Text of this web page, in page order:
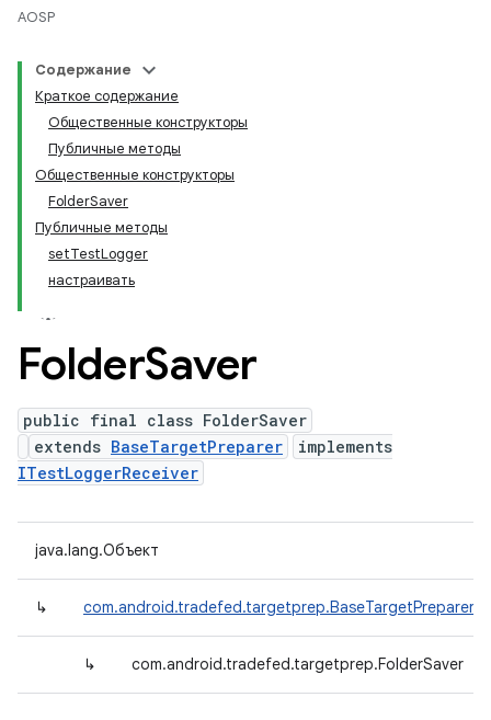
AOSP
Содержание
Краткое содержание
Общественные конструкторы
Публичные методы
Общественные конструкторы
FolderSaver
Публичные методы
setTestLogger
настраивать
FolderSaver
public final class FolderSaver
extends BaseTargetPreparer
implements
ITestLoggerReceiver
java.lang.Объект
↳ com.android.tradefed.targetprep.BaseTargetPreparer
↳ com.android.tradefed.targetprep.FolderSaver